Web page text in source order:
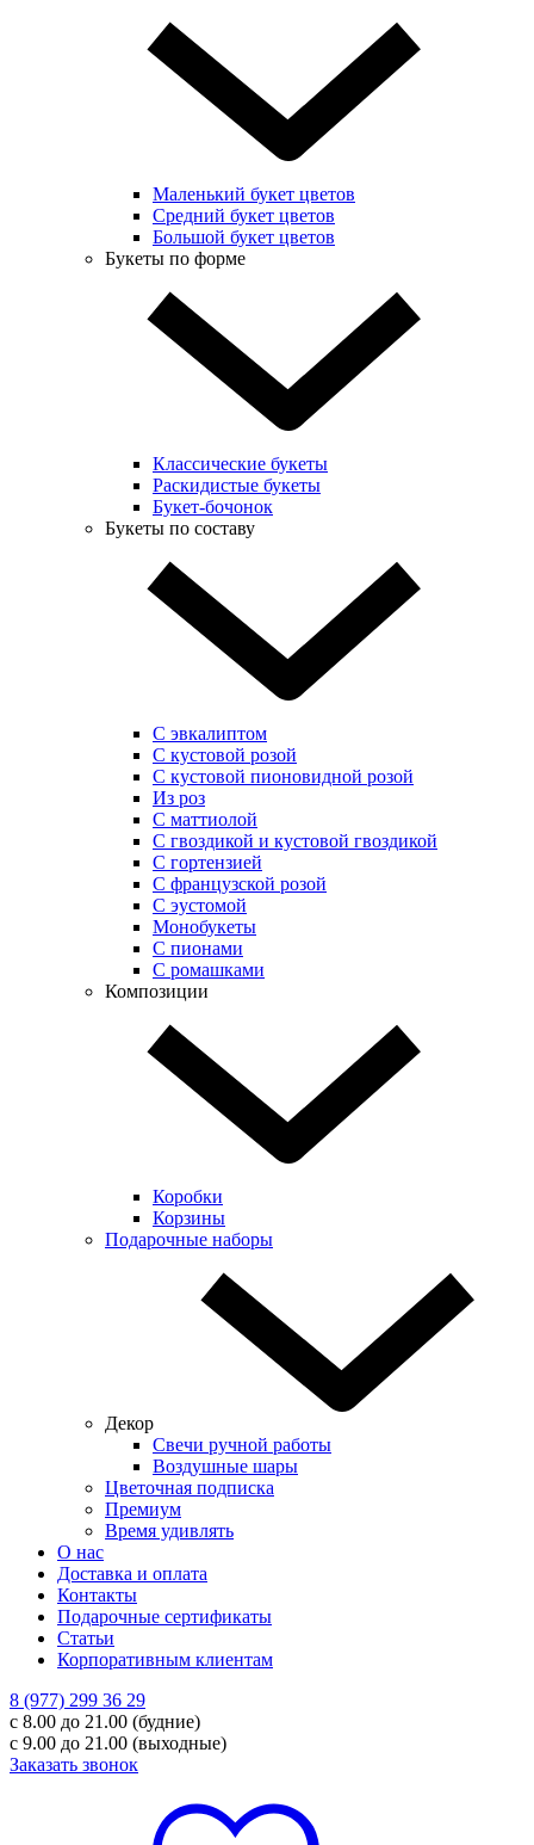
Маленький букет цветов
Средний букет цветов
Большой букет цветов
Букеты по форме
Классические букеты
Раскидистые букеты
Букет-бочонок
Букеты по составу
С эвкалиптом
С кустовой розой
С кустовой пионовидной розой
Из роз
С маттиолой
С гвоздикой и кустовой гвоздикой
С гортензией
С французской розой
С эустомой
Монобукеты
С пионами
С ромашками
Композиции
Коробки
Корзины
Подарочные наборы
Декор
Свечи ручной работы
Воздушные шары
Цветочная подписка
Премиум
Время удивлять
О нас
Доставка и оплата
Контакты
Подарочные сертификаты
Статьи
Корпоративным клиентам
8 (977) 299 36 29
с 8.00 до 21.00 (будние)
с 9.00 до 21.00 (выходные)
Заказать звонок